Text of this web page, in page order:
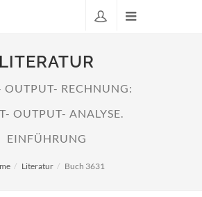
LITERATUR
OUTPUT- RECHNUNG:
OUTPUT- ANALYSE.
EINFÜHRUNG
Literatur Buch 3631